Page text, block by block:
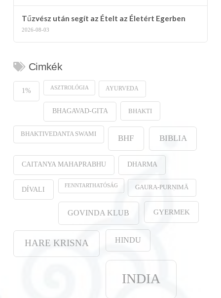
Tűzvész után segít az Ételt az Életért Egerben
2026-08-03
Cimkék
1% ASZTROLÓGIA AYURVEDA
BHAGAVAD-GITA BHAKTI
BHAKTIVEDANTA SWAMI BHF BIBLIA
CAITANYA MAHAPRABHU DHARMA
DÍVALI FENNTARTHATÓSÁG GAURA-PURṆIMĀ
GOVINDA KLUB GYERMEK
HARE KRISNA HINDU
INDIA